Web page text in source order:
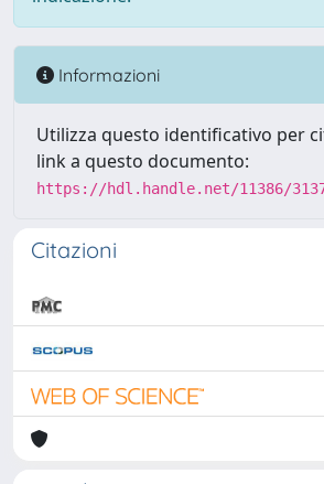
Informazioni
Utilizza questo identificativo per
link a questo documento:
https://hdl.handle.net/11386/
Citazioni